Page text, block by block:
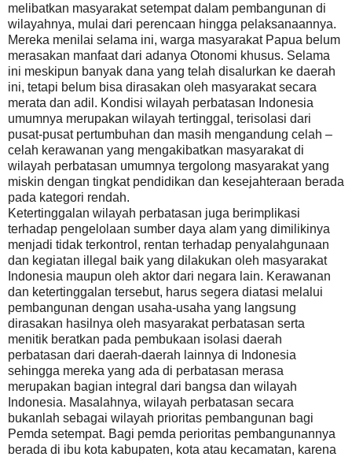
melibatkan masyarakat setempat dalam pembangunan di
wilayahnya, mulai dari perencaan hingga pelaksanaannya.
Mereka menilai selama ini, warga masyarakat Papua belum
merasakan manfaat dari adanya Otonomi khusus. Selama
ini meskipun banyak dana yang telah disalurkan ke daerah
ini, tetapi belum bisa dirasakan oleh masyarakat secara
merata dan adil. Kondisi wilayah perbatasan Indonesia
umumnya merupakan wilayah tertinggal, terisolasi dari
pusat-pusat pertumbuhan dan masih mengandung celah –
celah kerawanan yang mengakibatkan masyarakat di
wilayah perbatasan umumnya tergolong masyarakat yang
miskin dengan tingkat pendidikan dan kesejahteraan berada
pada kategori rendah.
Ketertinggalan wilayah perbatasan juga berimplikasi
terhadap pengelolaan sumber daya alam yang dimilikinya
menjadi tidak terkontrol, rentan terhadap penyalahgunaan
dan kegiatan illegal baik yang dilakukan oleh masyarakat
Indonesia maupun oleh aktor dari negara lain. Kerawanan
dan ketertinggalan tersebut, harus segera diatasi melalui
pembangunan dengan usaha-usaha yang langsung
dirasakan hasilnya oleh masyarakat perbatasan serta
menitik beratkan pada pembukaan isolasi daerah
perbatasan dari daerah-daerah lainnya di Indonesia
sehingga mereka yang ada di perbatasan merasa
merupakan bagian integral dari bangsa dan wilayah
Indonesia. Masalahnya, wilayah perbatasan secara
bukanlah sebagai wilayah prioritas pembangunan bagi
Pemda setempat. Bagi pemda perioritas pembangunannya
berada di ibu kota kabupaten, kota atau kecamatan, karena